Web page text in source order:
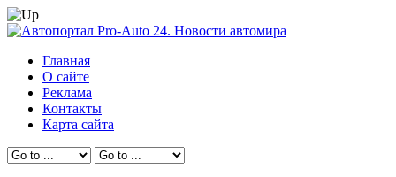
Главная
О сайте
Реклама
Контакты
Карта сайта